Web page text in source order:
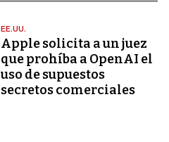
EE.UU.
Apple solicita a un juez
que prohíba a OpenAI el
uso de supuestos
secretos comerciales